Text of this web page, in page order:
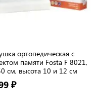
ортопедическая с
памяти Fosta F 8021,
см, высота 10 и 12 см
₽